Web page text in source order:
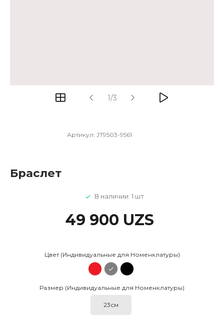
1/3
Артикул: JT9503-9561
Браслет
В наличии: 1 шт
49 900 UZS
Цвет (Индивидуальные для Номенклатуры)
Размер (Индивидуальные для Номенклатуры)
23см